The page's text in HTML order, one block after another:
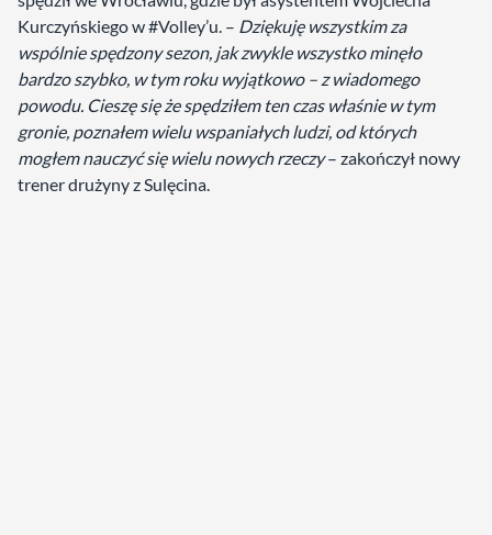
Kurczyńskiego w #Volley’u. – Dziękuję wszystkim za
wspólnie spędzony sezon, jak zwykle wszystko minęło
bardzo szybko, w tym roku wyjątkowo – z wiadomego
powodu. Cieszę się że spędziłem ten czas właśnie w tym
gronie, poznałem wielu wspaniałych ludzi, od których
mogłem nauczyć się wielu nowych rzeczy– zakończył nowy
trener drużyny z Sulęcina.